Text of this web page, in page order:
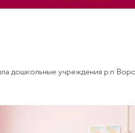
дошкольные учреждения р.п